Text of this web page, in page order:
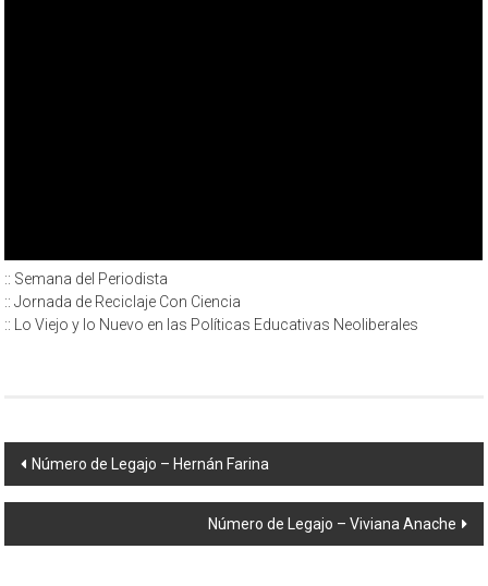
:: Semana del Periodista
:: Jornada de Reciclaje Con Ciencia
:: Lo Viejo y lo Nuevo en las Políticas Educativas Neoliberales
Navegación
de
entradas
Número de Legajo – Hernán Farina
Número de Legajo – Viviana Anache